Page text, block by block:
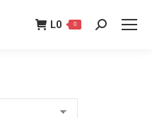
L0 0 Search: